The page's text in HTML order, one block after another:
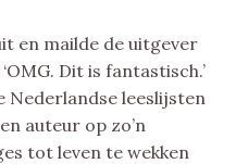
en mailde de uitgever
Dit is fantastisch.’
Nederlandse leeslijsten
auteur op zo’n
tot leven te wekken